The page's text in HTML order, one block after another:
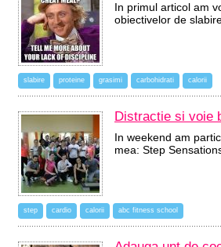
In primul articol am
obiectivelor de
slabire proteine grasimi carbohidrati calorii
Distractie si voie
In weekend am
mea: Step
step cardio calorii abc fitness school